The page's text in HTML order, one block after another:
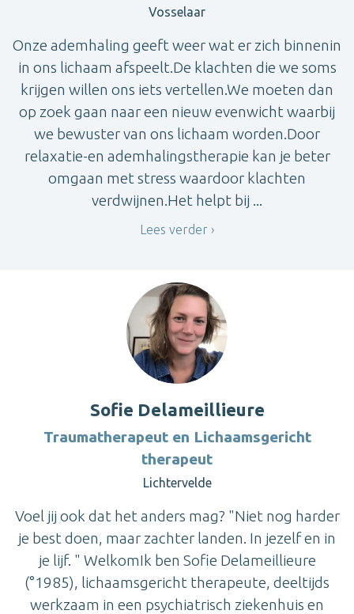
Vosselaar
Onze ademhaling geeft weer wat er zich binnenin
in ons lichaam afspeelt.De klachten die we soms
krijgen willen ons iets vertellen.We moeten dan
op zoek gaan naar een nieuw evenwicht waarbij
we bewuster van ons lichaam worden.Door
relaxatie-en ademhalingstherapie kan je beter
omgaan met stress waardoor klachten
verdwijnen.Het helpt bij ...
Lees verder
Sofie Delameillieure
Traumatherapeut en Lichaamsgericht
therapeut
Lichtervelde
Voel jij ook dat het anders mag? "Niet nog harder
je best doen, maar zachter landen. In jezelf en in
je lijf. " WelkomIk ben Sofie Delameillieure
(°1985), lichaamsgericht therapeute, deeltijds
werkzaam in een psychiatrisch ziekenhuis en